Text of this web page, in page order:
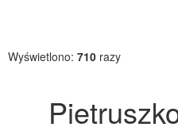
Wyświetlono: 710 razy